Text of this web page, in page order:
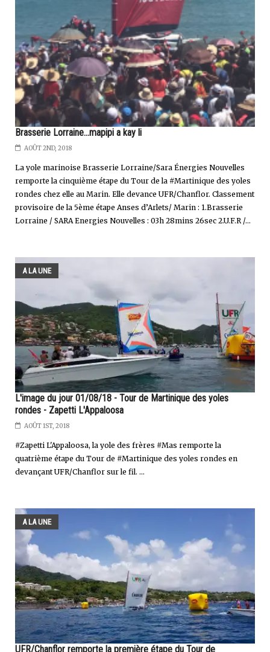
Brasserie Lorraine...mapipi a kay li
AOÛT 2ND, 2018
La yole marinoise Brasserie Lorraine/Sara Énergies Nouvelles
remporte la cinquième étape du Tour de la #Martinique des yoles
rondes chez elle au Marin. Elle devance UFR/Chanflor. Classement
provisoire de la 5ème étape Anses d’Arlets/ Marin : 1.Brasserie
Lorraine / SARA Energies Nouvelles : 03h 28mins 26sec 2.U.F.R /...
A LA UNE
L'image du jour 01/08/18 - Tour de Martinique des yoles
rondes - Zapetti L'Appaloosa
AOÛT 1ST, 2018
#Zapetti L'Appaloosa, la yole des frères #Mas remporte la
quatrième étape du Tour de #Martinique des yoles rondes en
devançant UFR/Chanflor sur le fil. ...
A LA UNE
UFR/Chanflor remporte la première étape du Tour de